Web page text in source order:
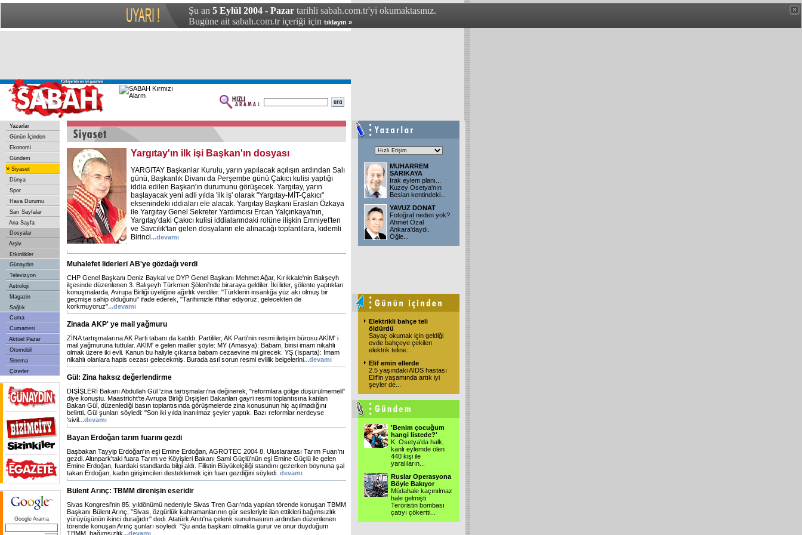
Şu an 5 Eylül 2004 - Pazar tarihli sabah.com.tr'yi okumaktasınız.
Bugüne ait sabah.com.tr içeriği için tıklayın »
Yazarlar
Günün İçinden
Ekonomi
Gündem
» Siyaset
Dünya
Spor
Hava Durumu
Sarı Sayfalar
Ana Sayfa
Dosyalar
Arşiv
Etkinlikler
Günaydın
Televizyon
Astroloji
Magazin
Sağlık
Cuma
Cumartesi
Aktüel Pazar
Otomobil
Sinema
Çizerler
Google Arama
Yargıtay'ın ilk işi Başkan'ın dosyası
YARGITAY Başkanlar Kurulu, yarın yapılacak açılışın ardından Salı
günü, Başkanlık Divanı da Perşembe günü Çakıcı kulisi yaptığı
iddia edilen Başkan'ın durumunu görüşecek. Yargıtay, yarın
başlayacak yeni adli yılda 'ilk iş' olarak "Yargıtay-MİT-Çakıcı"
eksenindeki iddiaları ele alacak. Yargıtay Başkanı Eraslan Özkaya
ile Yargıtay Genel Sekreter Yardımcısı Ercan Yalçınkaya'nın,
Yargıtay'daki Çakıcı kulisi iddialarındaki rolüne ilişkin Emniyet'ten
ve Savcılık'tan gelen dosyaların ele alınacağı toplantılara, kıdemli
Birinci...devamı
Muhalefet liderleri AB'ye gözdağı verdi
CHP Genel Başkanı Deniz Baykal ve DYP Genel Başkanı Mehmet Ağar, Kırıkkale'nin Balışeyh
ilçesinde düzenlenen 3. Balışeyh Türkmen Şöleni'nde biraraya geldiler. İki lider, şölente yaptıkları
konuşmalarda, Avrupa Birliği üyeliğine ağırlık verdiler. "Türklerin insanlığa yüz akı olmuş bir
geçmişe sahip olduğunu" ifade ederek, "Tarihimizle iftihar ediyoruz, gelecekten de
korkmuyoruz"...devamı
Zinada AKP' ye mail yağmuru
ZİNA tartışmalarına AK Parti tabanı da katıldı. Partililer, AK Parti'nin resmi iletişim bürosu AKİM' i
mail yağmuruna tuttular. AKİM' e gelen mailler şöyle: MY (Amasya): Babam, birisi imam nikahlı
olmak üzere iki evli. Kanun bu haliyle çıkarsa babam cezaevine mi girecek. YŞ (Isparta): İmam
nikahlı olanlara hapis cezası gelecekmiş. Burada asıl sorun resmi evlilik belgelerini...devamı
Gül: Zina haksız değerlendirme
DIŞİŞLERİ Bakanı Abdullah Gül 'zina tartışmaları'na değinerek, "reformlara gölge düşürülmemeli"
diye konuştu. Maastricht'te Avrupa Birliği Dışişleri Bakanları gayri resmi toplantısına katılan
Bakan Gül, düzenlediği basın toplantısında görüşmelerde zina konusunun hiç açılmadığını
belirtti. Gül şunları söyledi: "Son iki yılda inanılmaz şeyler yaptık. Bazı reformlar nerdeyse
'sivil...devamı
Bayan Erdoğan tarım fuarını gezdi
Başbakan Tayyip Erdoğan'ın eşi Emine Erdoğan, AGROTEC 2004 8. Uluslararası Tarım Fuarı'nı
gezdi. Altınpark'taki fuara Tarım ve Köyişleri Bakanı Sami Güçlü'nün eşi Emine Güçlü ile gelen
Emine Erdoğan, fuardaki standlarda bilgi aldı. Filistin Büyükelçiliği standını gezerken boynuna şal
takan Erdoğan, kadın girişimcileri desteklemek için fuarı gezdiğini söyledi. devamı
Bülent Arınç: TBMM direnişin eseridir
Sivas Kongresi'nin 85. yıldönümü nedeniyle Sivas Tren Garı'nda yapılan törende konuşan TBMM
Başkanı Bülent Arınç, "Sivas, özgürlük kahramanlarının gür sesleriyle ilan ettikleri bağımsızlık
yürüyüşünün ikinci durağıdır'' dedi. Atatürk Anıtı'na çelenk sunulmasının ardından düzenlenen
törende konuşan Arınç şunları söyledi: "Şu anda başkanı olmakla gurur ve onur duyduğum
TBMM, bağımsızlık...devamı
MUHARREM
SARIKAYA
Irak eylem planı...
Kuzey Osetya'nın
Beslan kentindeki
YAVUZ DONAT
Fotoğraf neden yok?
Ahmet Özal
Ankara'daydı.
Öğle
Elektrikli bahçe teli
öldürdü
Sayaç okumak için geldiği
evde bahçeye çekilen
elektrik teline
Elif emin ellerde
2.5 yaşındaki AIDS hastası
Elif'in yaşamında artık iyi
şeyler de
'Benim çocuğum
hangi listede?'
K. Osetya'da halk,
kanlı eylemde ölen
440 kişi ile
yaralıların
Ruslar Operasyona
Böyle Bakıyor
Müdahale kaçınılmaz
hale gelmişti
Teröristin bombası
çatıyı çökertti